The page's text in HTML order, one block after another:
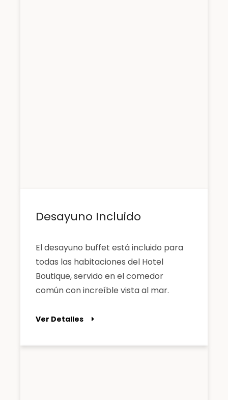
Desayuno Incluido
El desayuno buffet está incluido para
todas las habitaciones del Hotel
Boutique, servido en el comedor
común con increíble vista al mar.
Ver Detalles